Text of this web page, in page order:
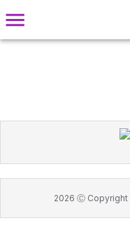
2026 Ⓒ Copyright